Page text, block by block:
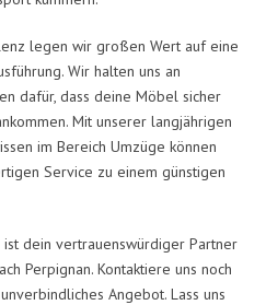
legen wir großen Wert auf eine
Wir halten uns an
dafür, dass deine Möbel sicher
Mit unserer langjährigen
im Bereich Umzüge können
Service zu einem günstigen
dein vertrauenswürdiger Partner
Perpignan. Kontaktiere uns noch
Angebot. Lass uns